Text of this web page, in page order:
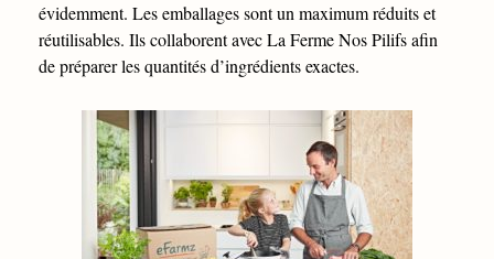
évidemment. Les emballages sont un maximum réduits et
réutilisables. Ils collaborent avec La Ferme Nos Pilifs afin
de préparer les quantités d’ingrédients exactes.